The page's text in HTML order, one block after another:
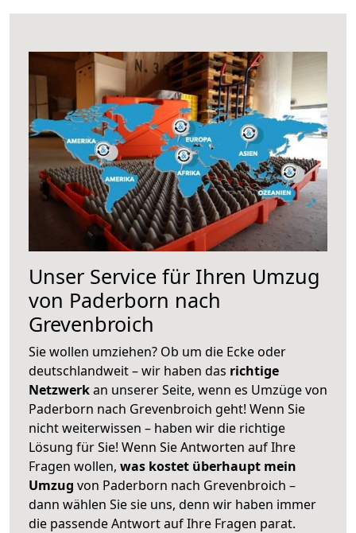
Unser Service für Ihren Umzug
von Paderborn nach
Grevenbroich
Sie wollen umziehen? Ob um die Ecke oder
deutschlandweit – wir haben das richtige
Netzwerkan unserer Seite, wenn es Umzüge von
Paderborn nach Grevenbroich geht! Wenn Sie
nicht weiterwissen – haben wir die richtige
Lösung für Sie! Wenn Sie Antworten auf Ihre
Fragen wollen, was kostet überhaupt mein
Umzug von Paderborn nach Grevenbroich –
dann wählen Sie sie uns, denn wir haben immer
die passende Antwort auf Ihre Fragen parat.